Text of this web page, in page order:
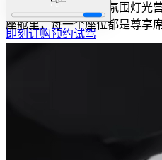
预约试驾即刻订购
即刻订购预约试驾
雅致材质点缀其间，氛围灯光
座舱里，每一个座位都是尊享席